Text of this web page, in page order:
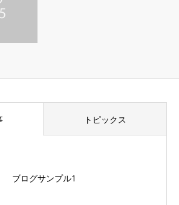
トピックス
ブログサンプル1